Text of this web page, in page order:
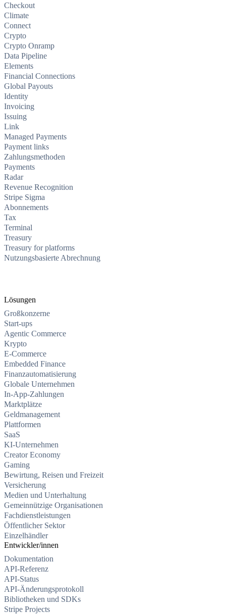
Checkout
Climate
Connect
Crypto
Crypto Onramp
Data Pipeline
Elements
Financial Connections
Global Payouts
Identity
Invoicing
Issuing
Link
Managed Payments
Payment links
Zahlungsmethoden
Payments
Radar
Revenue Recognition
Stripe Sigma
Abonnements
Tax
Terminal
Treasury
Treasury for platforms
Nutzungsbasierte Abrechnung
Lösungen
Großkonzerne
Start-ups
Agentic Commerce
Krypto
E-Commerce
Embedded Finance
Finanzautomatisierung
Globale Unternehmen
In-App-Zahlungen
Marktplätze
Geldmanagement
Plattformen
SaaS
KI-Unternehmen
Creator Economy
Gaming
Bewirtung, Reisen und Freizeit
Versicherung
Medien und Unterhaltung
Gemeinnützige Organisationen
Fachdienstleistungen
Öffentlicher Sektor
Einzelhändler
Entwickler/innen
Dokumentation
API-Referenz
API-Status
API-Änderungsprotokoll
Bibliotheken und SDKs
Stripe Projects